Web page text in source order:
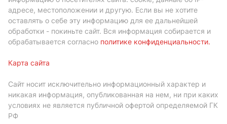
адресе, местоположении и другую. Если вы не хотите
оставлять о себе эту информацию для ее дальнейшей
обработки - покиньте сайт. Вся информация собирается и
обрабатывается согласно политике конфиденциальности.
Карта сайта
Сайт носит исключительно информационный характер и
никакая информация, опубликованная на нем, ни при каких
условиях не является публичной офертой определяемой ГК
РФ